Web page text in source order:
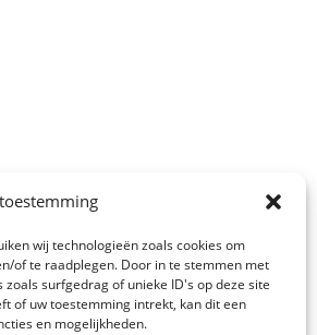
wij technologieën zoals cookies om
of te raadplegen. Door in te stemmen met
surfgedrag of unieke ID's op deze site
of uw toestemming intrekt, kan dit een
en mogelijkheden.